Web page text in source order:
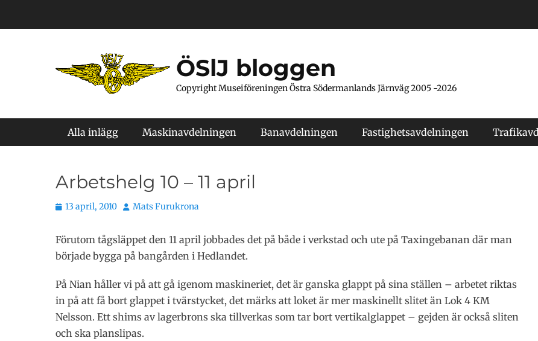
ÖSlJ bloggen
Copyright Museiföreningen Östra Södermanlands Järnväg 2005 -2026
Primär meny
Alla inlägg Maskinavdelningen Banavdelningen Fastighetsavdelningen
Arbetshelg 10 – 11 april
Publicerat
13 april, 2010 Författare
Mats Furukrona
Förutom tågsläppet den 11 april jobbades det på både i verkstad och ute på Taxingebanan där man
började bygga på bangården i Hedlandet.
På Nian håller vi på att gå igenom maskineriet, det är ganska glappt på sina ställen – arbetet riktas
in på att få bort glappet i tvärstycket, det märks att loket är mer maskinellt slitet än Lok 4 KM
Nelsson. Ett shims av lagerbrons ska tillverkas som tar bort vertikalglappet – gejden är också sliten
och ska planslipas.